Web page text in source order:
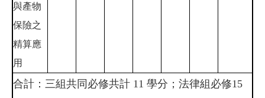
與產物
保險之
精算應
用
合計：三組共同必修共計 11 學分；法律組必修15